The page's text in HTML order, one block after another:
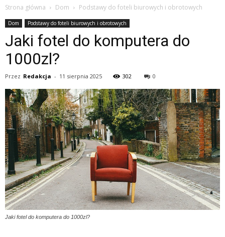
Strona główna Dom Podstawy do foteli biurowych i obrotowych
Dom Podstawy do foteli biurowych i obrotowych
Jaki fotel do komputera do
1000zl?
Przez Redakcja - 11 sierpnia 2025 302 0
Jaki fotel do komputera do 1000zl?